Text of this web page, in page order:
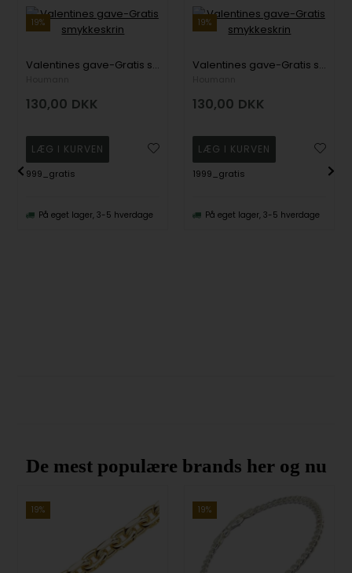
19%
Valentines gave-Gratis smykkeskrin
130,00 DKK
999_gratis
På eget lager, 3-5 hverdage
19%
Valentines gave-Gratis smykkeskrin
130,00 DKK
1999_gratis
På eget lager, 3-5 hverdage
De mest populære brands her og nu
19% 19%